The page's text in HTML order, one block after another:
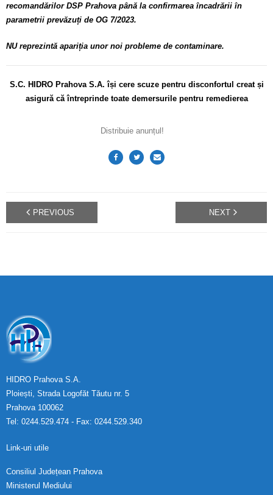
recomandărilor DSP Prahova până la confirmarea încadrării în
parametrii prevăzuți de OG 7/2023.
NU reprezintă apariția unor noi probleme de contaminare.
S.C. HIDRO Prahova S.A. își cere scuze pentru disconfortul creat și
asigură că întreprinde toate demersurile pentru remedierea
Distribuie anunțul!
PREVIOUS NEXT
HIDRO Prahova S.A.
Ploiești, Strada Logofăt Tăutu nr. 5
Prahova 100062
Tel: 0244.529.474 - Fax: 0244.529.340
Link-uri utile
Consiliul Județean Prahova
Ministerul Mediului